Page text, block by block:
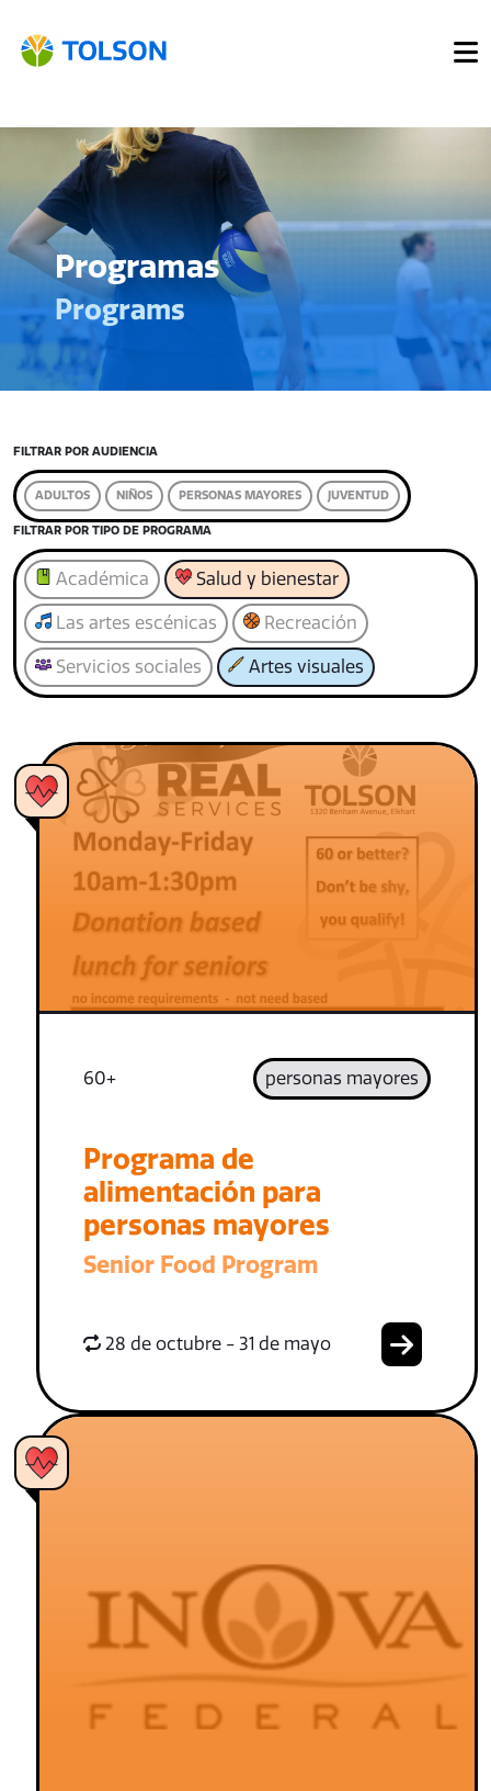
Programas
Programs
FILTRAR POR AUDIENCIA
ADULTOS NIÑOS PERSONAS MAYORES JUVENTUD
FILTRAR POR TIPO DE PROGRAMA
Académica Salud y bienestar
Las artes escénicas Recreación
Servicios sociales Artes visuales
60+ personas mayores
Programa de
alimentación para
personas mayores
Senior Food Program
28 de octubre - 31 de mayo